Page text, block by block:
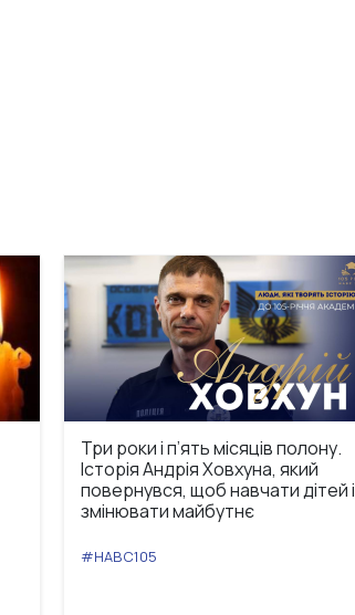
Три роки і п’ять місяців полону.
Історія Андрія Ховхуна, який
повернувся, щоб навчати дітей і
змінювати майбутнє
#НАВС105